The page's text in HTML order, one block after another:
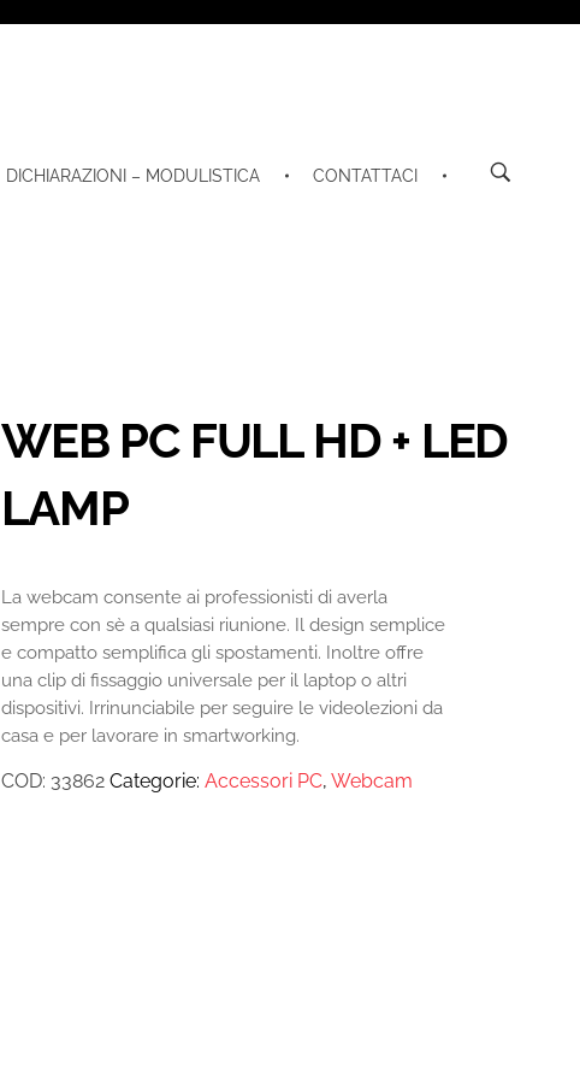
DICHIARAZIONI – MODULISTICA
CONTATTACI
WEB PC FULL HD + LED
LAMP
La webcam consente ai professionisti di averla
sempre con sè a qualsiasi riunione. Il design semplice
e compatto semplifica gli spostamenti. Inoltre offre
una clip di fissaggio universale per il laptop o altri
dispositivi. Irrinunciabile per seguire le videolezioni da
casa e per lavorare in smartworking.
COD: 33862 Categorie:Accessori PC,Webcam